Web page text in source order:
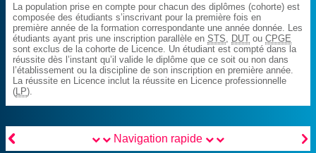
La population prise en compte pour chacun des diplômes (cohorte) est
composée des étudiants s’inscrivant pour la première fois en
première année de la formation correspondante une année donnée. Les
étudiants ayant pris une inscription parallèle enSTS DUT ouCPGE
sont exclus de la cohorte de Licence. Un étudiant est compté dans la
réussite dès l’instant qu’il valide le diplôme que ce soit ou non dans
l’établissement ou la discipline de son inscription en première année.
La réussite en Licence inclut la réussite en Licence professionnelle
(LP).
 
Navigation rapide